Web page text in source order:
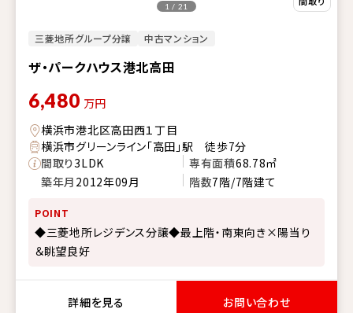
三菱地所グループ分譲 中古マンション
ザ・パークハウス港北高田
1 / 21
6,480 万円
横浜市港北区高田西１丁目
横浜市グリーンライン「高田」駅 徒歩7分
間取り3LDK 専有面積68.78㎡
築年月 2012年09月 階数7階/7階建て
POINT
◆三菱地所レジデンス分譲◆最上階・南東向き×陽当り
＆眺望良好
詳細を見る お問い合わせ